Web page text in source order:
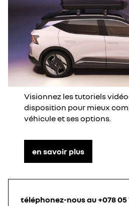
Visionnez les tutoriels
disposition pour mieux
véhicule et ses options.
en savoir plus
téléphonez-nous au +078 05